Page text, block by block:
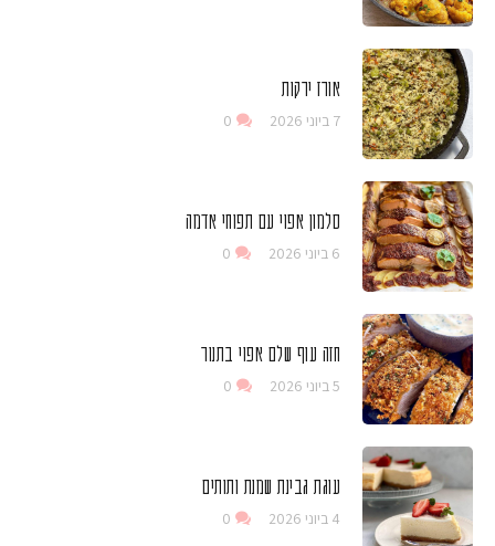
אורז ירקות
7 ביוני 2026 0
סלמון אפוי עם תפוחי אדמה
6 ביוני 2026 0
חזה עוף שלם אפוי בתנור
5 ביוני 2026 0
עוגת גבינת שמנת ותותים
4 ביוני 2026 0